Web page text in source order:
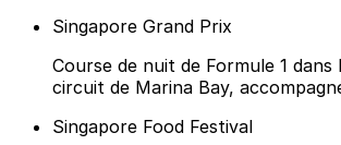
Singapore Grand Prix
Course de nuit de Formule 1 dans
circuit de Marina Bay,
Singapore Food Festival